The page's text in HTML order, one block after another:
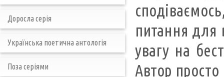
питання для
увагу на
Автор
Доросла серія
Українська поетична антологія
Поза серіями